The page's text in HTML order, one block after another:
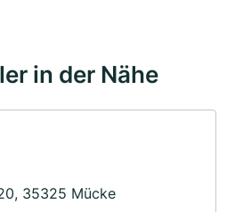
in der Nähe
35325 Mücke